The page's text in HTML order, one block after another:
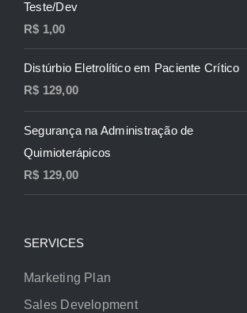
Teste/Dev
R$ 1,00
Distúrbio Eletrolítico em Paciente Crítico
R$ 129,00
Segurança na Administração de
Quimioterápicos
R$ 129,00
SERVICES
Marketing Plan
Sales Development